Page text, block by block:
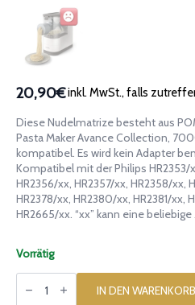
20,90€inkl. MwSt., falls
Diese Nudelmatrize besteht aus
Pasta Maker Avance Collection,
kompatibel. Es wird kein Adapter
Kompatibel mit der Philips HR2353/
HR2356/xx, HR2357/xx, HR2358/xx,
HR2378/xx, HR2380/xx, HR2381/xx,
HR2665/xx. “xx” kann eine
Vorrätig
Matrize
aus IN DEN WARENKORB